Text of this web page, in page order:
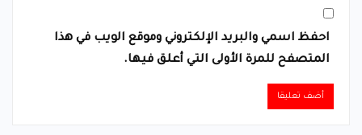
احفظ اسمي والبريد الإلكتروني وموقع الويب في هذا
المتصفح للمرة الأولى التي أعلق فيها.